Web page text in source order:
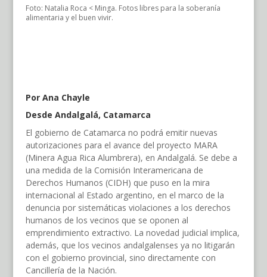
Foto: Natalia Roca < Minga. Fotos libres para la soberanía
alimentaria y el buen vivir.
Por Ana Chayle
Desde Andalgalá, Catamarca
El gobierno de Catamarca no podrá emitir nuevas
autorizaciones para el avance del proyecto MARA
(Minera Agua Rica Alumbrera), en Andalgalá. Se debe a
una medida de la Comisión Interamericana de
Derechos Humanos (CIDH) que puso en la mira
internacional al Estado argentino, en el marco de la
denuncia por sistemáticas violaciones a los derechos
humanos de los vecinos que se oponen al
emprendimiento extractivo. La novedad judicial implica,
además, que los vecinos andalgalenses ya no litigarán
con el gobierno provincial, sino directamente con
Cancillería de la Nación.